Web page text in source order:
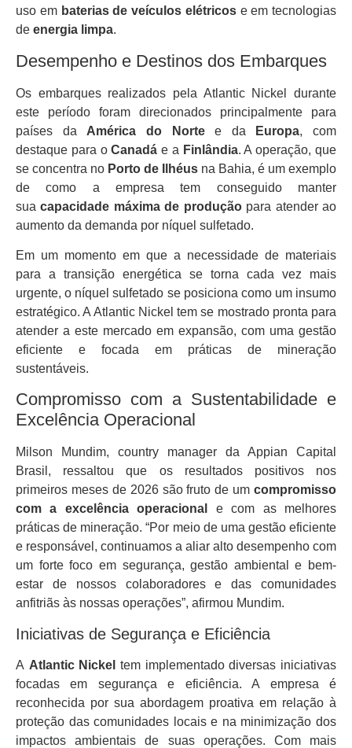
uso em baterias de veículos elétricose em tecnologias
de energia limpa.
Desempenho e Destinos dos Embarques
Os embarques realizados pela Atlantic Nickel durante
este período foram direcionados principalmente para
países da América do Nortee da Europa, com
destaque para oCanadá e a Finlândia. A operação, que
se concentra no Porto de Ilhéus na Bahia, é um exemplo
de como a empresa tem conseguido manter
suacapacidade máxima de produçãopara atender ao
aumento da demanda por níquel sulfetado.
Em um momento em que a necessidade de materiais
para a transição energética se torna cada vez mais
urgente, o níquel sulfetado se posiciona como um insumo
estratégico. A Atlantic Nickel tem se mostrado pronta para
atender a este mercado em expansão, com uma gestão
eficiente e focada em práticas de mineração
sustentáveis.
Compromisso com a Sustentabilidade e
Excelência Operacional
Milson Mundim, country manager da Appian Capital
Brasil, ressaltou que os resultados positivos nos
primeiros meses de 2026 são fruto de um compromisso
com a excelência operacional
e com as melhores
práticas de mineração. “Por meio de uma gestão eficiente
e responsável, continuamos a aliar alto desempenho com
um forte foco em segurança, gestão ambiental e bem-
estar de nossos colaboradores e das comunidades
anfitriãs às nossas operações”, afirmou Mundim.
Iniciativas de Segurança e Eficiência
A Atlantic Nickel tem implementado diversas iniciativas
focadas em segurança e eficiência. A empresa é
reconhecida por sua abordagem proativa em relação à
proteção das comunidades locais e na minimização dos
impactos ambientais de suas operações. Com mais